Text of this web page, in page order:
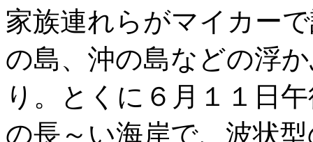
家族連れらがマイカー
の島、沖の島などの浮
り。とくに６月１１日
の長～い海岸で、波状